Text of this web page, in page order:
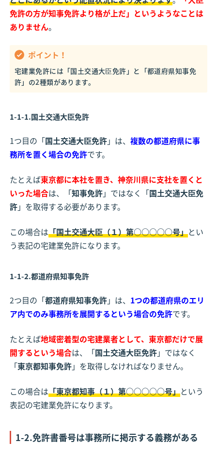
免許の方が知事免許より格が上だ」というようなことは
ありません。
ポイント！
宅建業免許には「国土交通大臣免許」と「都道府県知事免
許」の2種類があります。
1-1-1.国土交通大臣免許
1つ目の「国土交通大臣免許」は、 複数の都道府県に事
務所を置く場合の免許です。
たとえば東京都に本社を置き、神奈川県に支社を置くと
いった場合は、「知事免許」ではなく「国土交通大臣免
許」を取得する必要があります。
この場合は「国土交通大臣（１）第○○○○○号」とい
う表記の宅建業免許になります。
1-1-2.都道府県知事免許
2つ目の「都道府県知事免許」は、 1つの都道府県のエリ
ア内でのみ事務所を展開するという場合の免許です。
たとえば地域密着型の宅建業者として、東京都だけで展
開するという場合は、「国土交通大臣免許」ではなく
「東京都知事免許」を取得しなければなりません。
この場合は「東京都知事（１）第○○○○○号」という
表記の宅建業免許になります。
1-2.免許書番号は事務所に掲示する義務がある